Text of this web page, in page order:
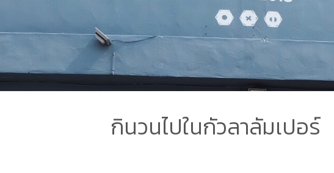
กินวนไปในกัวลาลัมเปอร์